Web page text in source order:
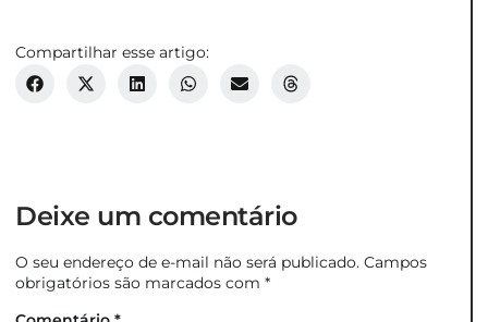
Compartilhar esse artigo:
Deixe um comentário
O seu endereço de e-mail não será publicado. Campos
obrigatórios são marcados com *